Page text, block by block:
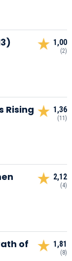
1,00
(2)
Rising
1,36
(11)
2,12
(4)
of
1,81
(8)